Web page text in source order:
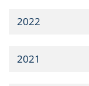
2022
2021